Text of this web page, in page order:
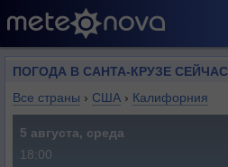
ПОГОДА В САНТА-КРУЗЕ СЕЙЧАС
Все страны › США › Калифорния
5 августа, среда
18:00